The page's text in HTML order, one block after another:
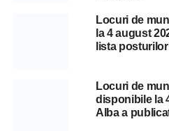
Locuri de
la 4 august
lista
Locuri de
disponibile la
Alba a